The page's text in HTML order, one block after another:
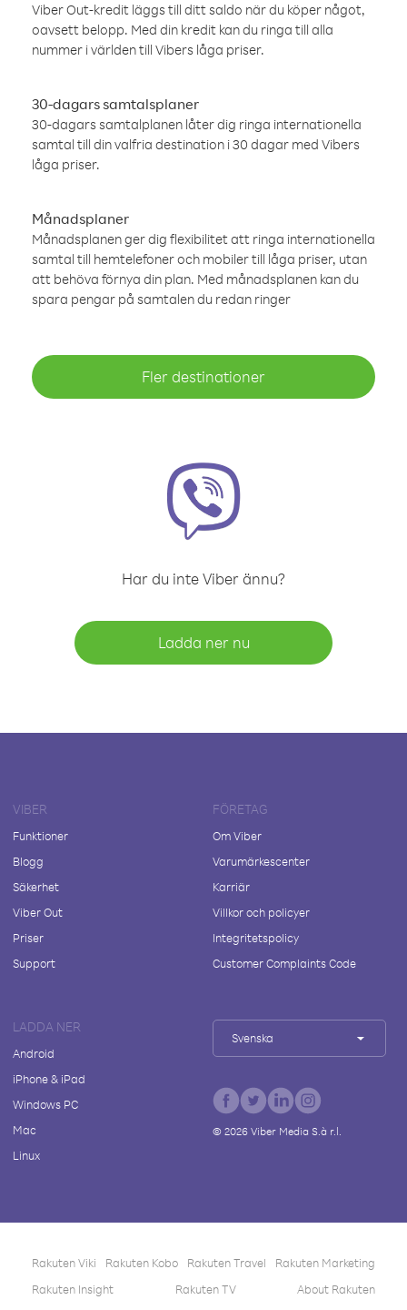
Viber Out-kredit läggs till ditt saldo när du köper något,
oavsett belopp. Med din kredit kan du ringa till alla
nummer i världen till Vibers låga priser.
30-dagars samtalsplaner
30-dagars samtalplanen låter dig ringa internationella
samtal till din valfria destination i 30 dagar med Vibers
låga priser.
Månadsplaner
Månadsplanen ger dig flexibilitet att ringa internationella
samtal till hemtelefoner och mobiler till låga priser, utan
att behöva förnya din plan. Med månadsplanen kan du
spara pengar på samtalen du redan ringer
Fler destinationer
Har du inte Viber ännu?
Ladda ner nu
VIBER
Funktioner
Blogg
Säkerhet
Viber Out
Priser
Support
FÖRETAG
Om Viber
Varumärkescenter
Karriär
Villkor och policyer
Integritetspolicy
Customer Complaints Code
LADDA NER
Android
iPhone & iPad
Windows PC
Mac
Linux
Svenska
© 2026Viber Media S.à r.l.
Rakuten Viki Rakuten Kobo Rakuten Travel
Rakuten Marketing
Rakuten Insight
Rakuten TV About Rakuten